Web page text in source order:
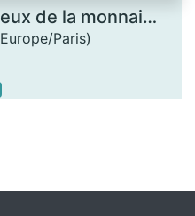
Comprendre les enjeux de la monnaie locale - Les Ateliers des savoirs
Europe/Paris)